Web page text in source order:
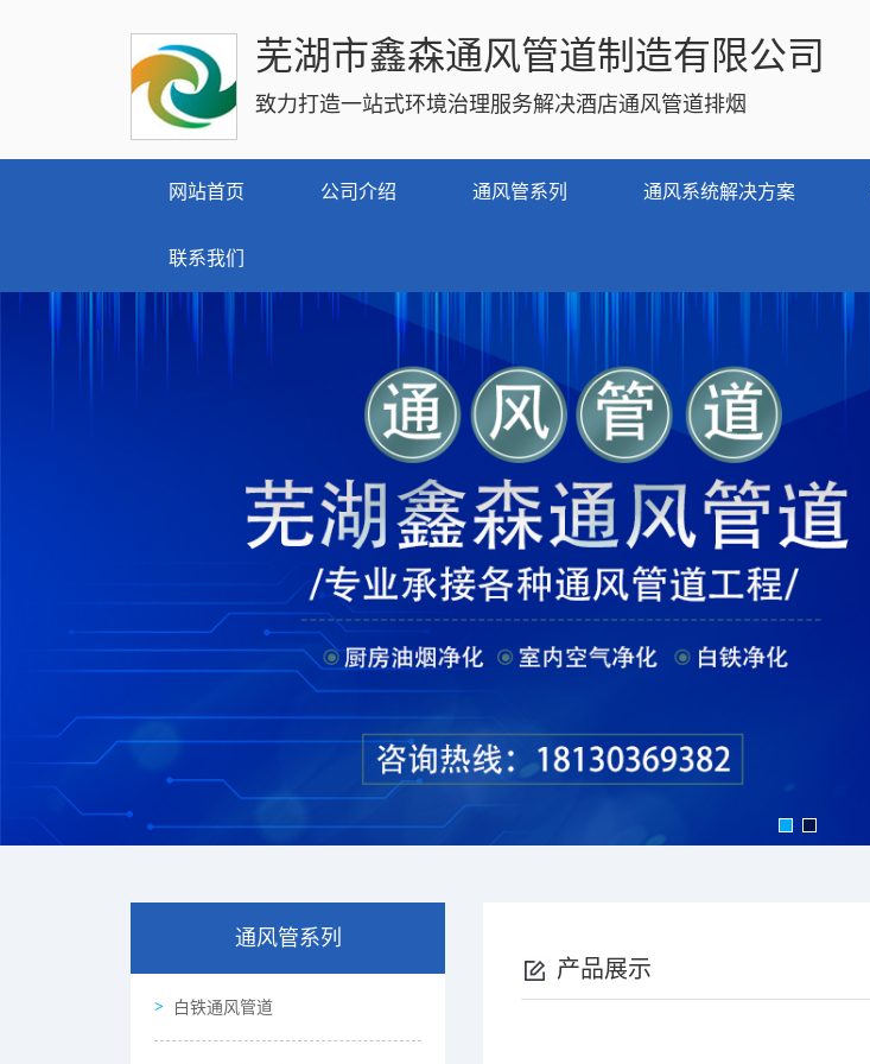
芜湖市鑫森通风管道制造有限公司
致力打造一站式环境治理服务解决酒店通风管道排烟
网站首页 公司介绍 通风管系列 通风系统解决方案
联系我们
通风管系列
白铁通风管道
产品展示